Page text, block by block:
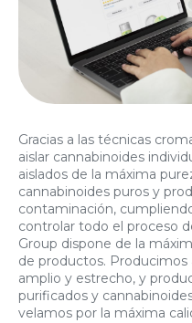
Gracias a las técnicas
aislar cannabinoides
aislados de la máxima
cannabinoides puros y
contaminación,
controlar todo el proceso
Group dispone de la
de productos.
amplio y estrecho, y
purificados y
velamos por la máxima